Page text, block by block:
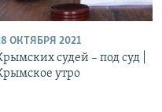
ОКТЯБРЯ 2021
судей – под суд |
утро